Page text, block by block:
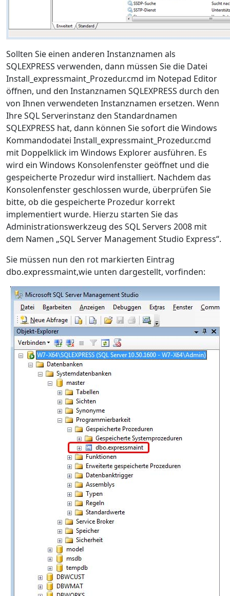
Sollten Sie einen anderen Instanznamen als
SQLEXPRESS verwenden, dann müssen Sie die Datei
Install_expressmaint_Prozedur.cmd im Notepad Editor
öffnen, und den Instanznamen SQLEXPRESS durch den
von Ihnen verwendeten Instanznamen ersetzen. Wenn
Ihre SQL Serverinstanz den Standardnamen
SQLEXPRESS hat, dann können Sie sofort die Windows
Kommandodatei Install_expressmaint_Prozedur.cmd
mit Doppelklick im Windows Explorer ausführen. Es
wird ein Windows Konsolenfenster geöffnet und die
gespeicherte Prozedur wird installiert. Nachdem das
Konsolenfenster geschlossen wurde, überprüfen Sie
bitte, ob die gespeicherte Prozedur korrekt
implementiert wurde. Hierzu starten Sie das
Administrationswerkzeug des SQL Servers 2008 mit
dem Namen „SQL Server Management Studio Express“.
Sie müssen nun den rot markierten Eintrag
dbo.expressmaint,wie unten dargestellt, vorfinden: